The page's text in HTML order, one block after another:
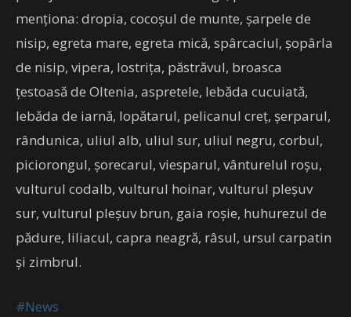
menționa: dropia, cocoșul de munte, șarpele de
nisip, egreta mare, egreta mică, spârcaciul, șopârla
de nisip, vipera, lostrița, păstrăvul, broasca
țestoasă de Oltenia, aspretele, lebăda cucuiată,
lebăda de iarnă, lopătarul, pelicanul creț, șerparul,
rândunica, uliul alb, uliul sur, uliul negru, corbul,
piciorongul, șorecarul, viesparul, vânturelul roșu,
vulturul codalb, vulturul hoinar, vulturul pleșuv
sur, vulturul pleșuv brun, gaia roșie, huhurezul de
pădure, liliacul, capra neagră, râsul, ursul carpatin
și zimbrul.
#News